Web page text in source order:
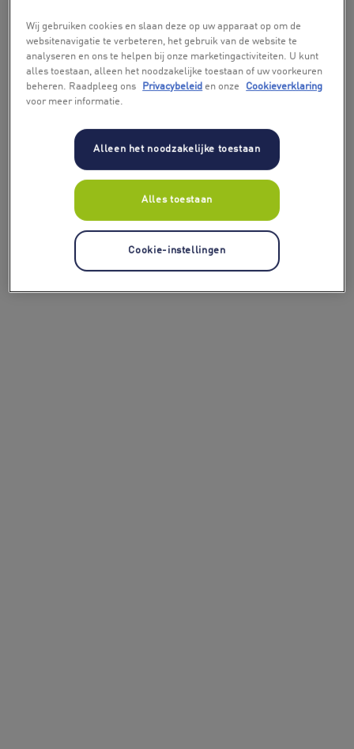
Wij gebruiken cookies en slaan deze op uw apparaat op om de
websitenavigatie te verbeteren, het gebruik van de website te
analyseren en ons te helpen bij onze marketingactiviteiten. U kunt
alles toestaan, alleen het noodzakelijke toestaan of uw voorkeuren
beheren. Raadpleeg ons
Privacybeleid en onze
Cookieverklaring
voor meer informatie.
Alleen het noodzakelijke toestaan
Alles toestaan
Cookie-instellingen